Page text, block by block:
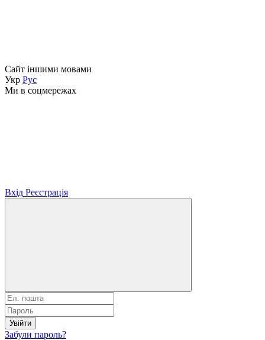
Сайт іншими мовами
Укр Рус
Ми в соцмережах
Вхід Реєстрація
Увійти
Забули пароль?